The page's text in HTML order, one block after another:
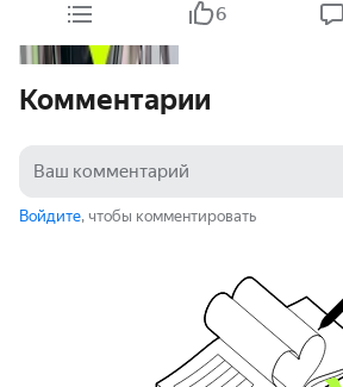
6
Комментарии
Войдите, чтобы комментировать